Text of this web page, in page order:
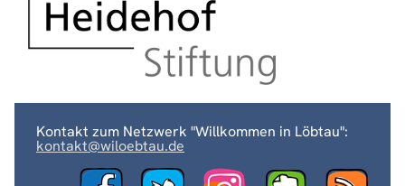
Kontakt zum Netzwerk "Willkommen in Löbtau":
kontakt@wiloebtau.de